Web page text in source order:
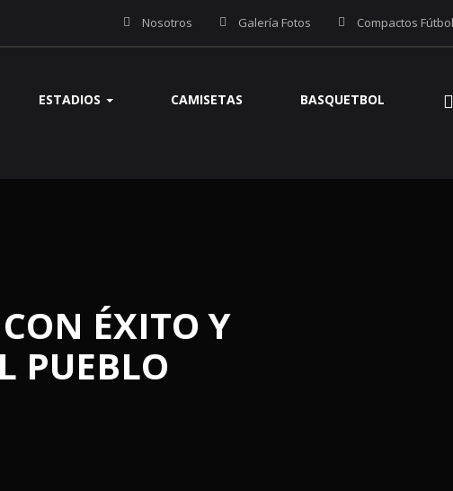
Nosotros Galería Fotos Compactos Fútbol
ESTADIOS CAMISETAS BASQUETBOL
ÉXITO Y
PUEBLO